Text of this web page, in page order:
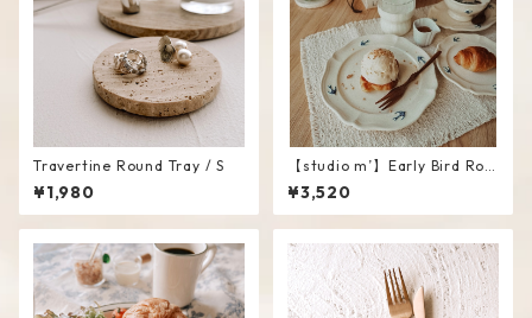
Travertine Round Tray / S
¥1,980
【studio m’】Early Bird Rou
nd Plate / L
¥3,520